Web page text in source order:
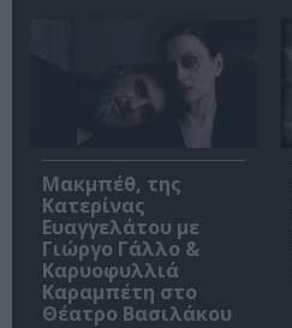
Μακμπέθ, της
Κατερίνας
Ευαγγελάτου με
Γιώργο Γάλλο &
Καρυοφυλλιά
Καραμπέτη στο
Θέατρο Βασιλάκου